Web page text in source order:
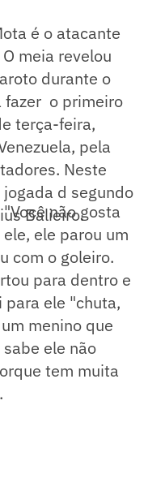
é o atacante
meia revelou
durante o
fazer o primeiro
terça-feira,
pela
Neste
d segundo
Balieiro.
não gosta
ele parou um
com o goleiro.
para dentro e
para ele "chuta,
menino que
ele não
tem muita